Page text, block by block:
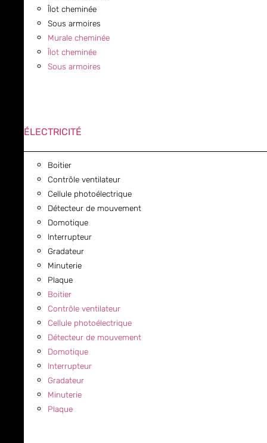
Îlot cheminée
Sous armoires
Murale cheminée
Îlot cheminée
Sous armoires
ÉLECTRICITÉ
Boitier
Contrôle ventilateur
Cellule photoélectrique
Détecteur de mouvement
Domotique
Interrupteur
Gradateur
Minuterie
Plaque
Boitier
Contrôle ventilateur
Cellule photoélectrique
Détecteur de mouvement
Domotique
Interrupteur
Gradateur
Minuterie
Plaque